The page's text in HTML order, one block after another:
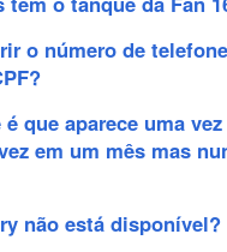
o número de
que aparece uma
em um mês mas
não está disponível?